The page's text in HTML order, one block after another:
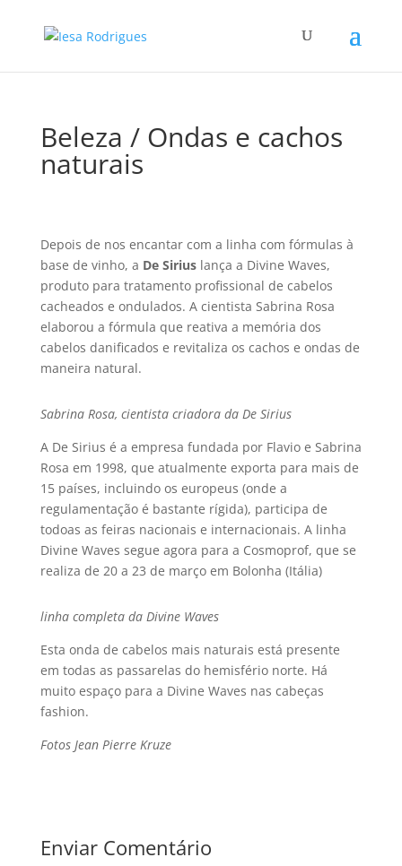
Beleza / Ondas e cachos
naturais
Depois de nos encantar com a linha com fórmulas à
base de vinho, a De Siriuslança a Divine Waves,
produto para tratamento profissional de cabelos
cacheados e ondulados. A cientista Sabrina Rosa
elaborou a fórmula que reativa a memória dos
cabelos danificados e revitaliza os cachos e ondas de
maneira natural.
Sabrina Rosa, cientista criadora da De Sirius
A De Sirius é a empresa fundada por Flavio e Sabrina
Rosa em 1998, que atualmente exporta para mais de
15 paí­ses, incluindo os europeus (onde a
regulamentação é bastante rí­gida), participa de
todoas as feiras nacionais e internacionais. A linha
Divine Waves segue agora para a Cosmoprof, que se
realiza de 20 a 23 de março em Bolonha (Itália)
linha completa da Divine Waves
Esta onda de cabelos mais naturais está presente
em todas as passarelas do hemisfério norte. Há
muito espaço para a Divine Waves nas cabeças
fashion.
Fotos Jean Pierre Kruze
Enviar Comentário